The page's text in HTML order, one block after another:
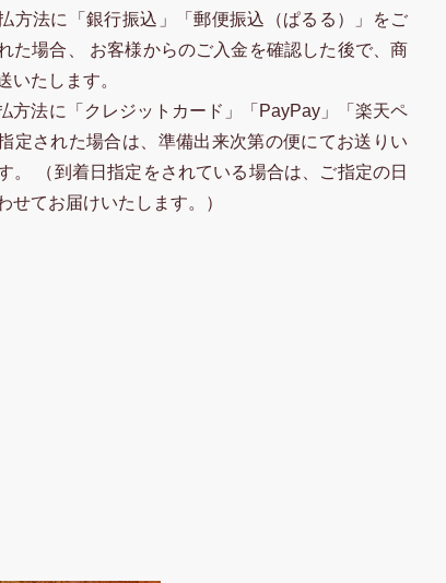
方法に「銀行振込」「郵便振込（ぱるる）」をご
た場合、 お客様からのご入金を確認した後で、商
いたします。
方法に「クレジットカード」「PayPay」「楽天ペ
定された場合は、準備出来次第の便にてお送りい
。 （到着日指定をされている場合は、ご指定の日
せてお届けいたします。）